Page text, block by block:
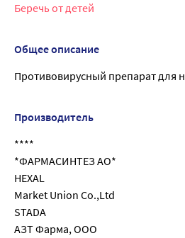
Беречь от детей
Общее описание
Противовирусный препарат для
Производитель
****
*ФАРМАСИНТЕЗ АО*
HEXAL
Market Union Co.,Ltd
STADA
АЗТ Фарма, ООО